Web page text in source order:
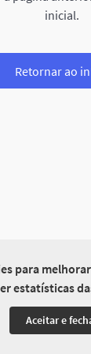
para
estatísticas
Aceitar e
inicial.
Retornar ao